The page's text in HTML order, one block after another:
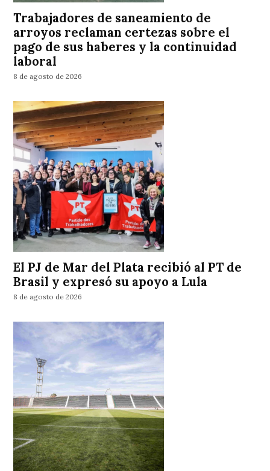
Trabajadores de saneamiento de
arroyos reclaman certezas sobre el
pago de sus haberes y la continuidad
laboral
8 de agosto de 2026
El PJ de Mar del Plata recibió al PT de
Brasil y expresó su apoyo a Lula
8 de agosto de 2026